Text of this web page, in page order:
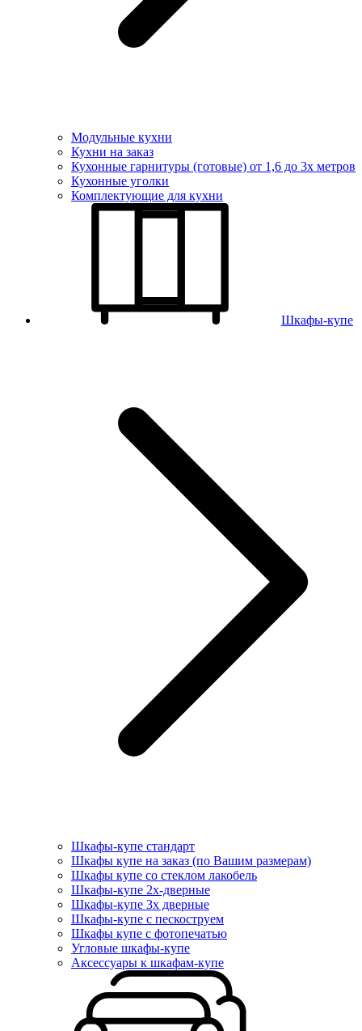
Модульные кухни
Кухни на заказ
Кухонные гарнитуры (готовые) от 1,6 до 3х метров
Кухонные уголки
Комплектующие для кухни
Шкафы-купе
Шкафы-купе стандарт
Шкафы купе на заказ (по Вашим размерам)
Шкафы купе со стеклом лакобель
Шкафы-купе 2х-дверные
Шкафы-купе 3х дверные
Шкафы-купе с пескоструем
Шкафы купе с фотопечатью
Угловые шкафы-купе
Аксессуары к шкафам-купе